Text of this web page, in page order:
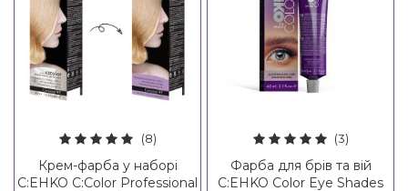
(8)
Крем-фарба у наборі
C:EHKO C:Color Professional
(3)
Фарба для брів та вій
C:EHKO Color Eye Shades